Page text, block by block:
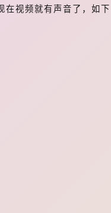
视频就有声音了，如下